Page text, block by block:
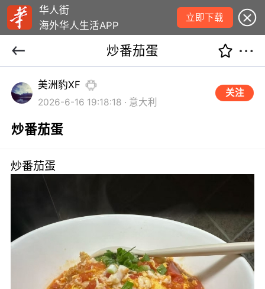
华人街
海外华人生活APP
立即下载
炒番茄蛋
美洲豹XF
2026-6-16 19:18:18 · 意大利
关注
炒番茄蛋
炒番茄蛋